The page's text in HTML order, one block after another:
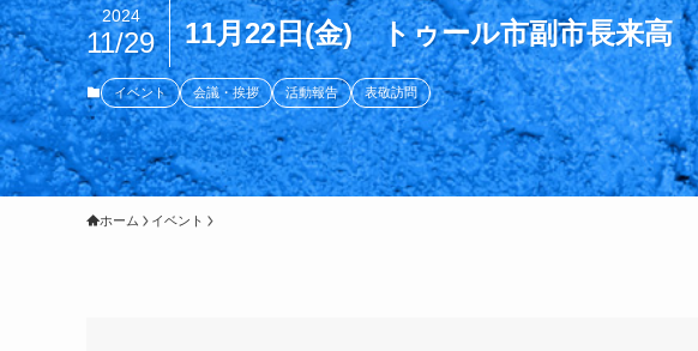
11月22日(金) トゥール市副市長来高
2024
11/29
イベント 会議・挨拶 活動報告 表敬訪問
ホーム イベント